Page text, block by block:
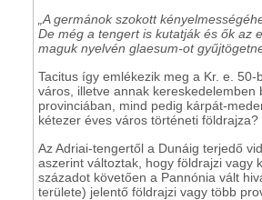
„A germánok szokott
De még a tengert is kutatják és ők az
maguk nyelvén glaesum-ot
Tacitus így emlékezik meg a Kr. e.
város, illetve annak
provinciában, mind pedig kárpát-
kétezer éves város történeti földrajza?
Az Adriai-tengertől a Dunáig terjedő
aszerint változtak, hogy földrajzi vagy
századot követően a Pannónia vált
területe) jelentő földrajzi vagy több